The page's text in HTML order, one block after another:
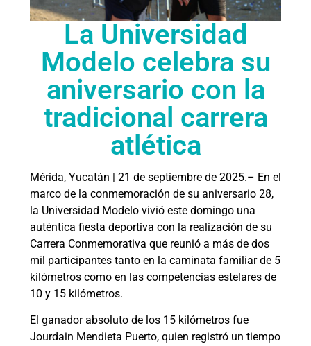
La Universidad
Modelo celebra su
aniversario con la
tradicional carrera
atlética
Mérida, Yucatán | 21 de septiembre de 2025.– En el
marco de la conmemoración de su aniversario 28,
la Universidad Modelo vivió este domingo una
auténtica fiesta deportiva con la realización de su
Carrera Conmemorativa que reunió a más de dos
mil participantes tanto en la caminata familiar de 5
kilómetros como en las competencias estelares de
10 y 15 kilómetros.
El ganador absoluto de los 15 kilómetros fue
Jourdain Mendieta Puerto, quien registró un tiempo